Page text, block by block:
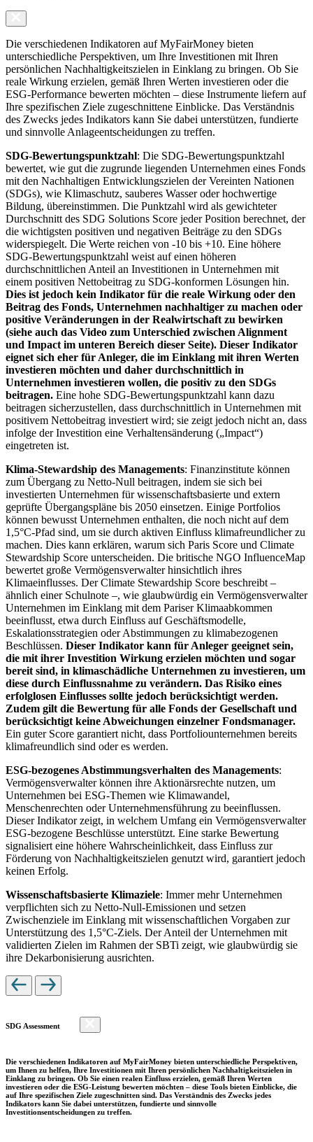
Die verschiedenen Indikatoren auf MyFairMoney bieten
unterschiedliche Perspektiven, um Ihre Investitionen mit Ihren
persönlichen Nachhaltigkeitszielen in Einklang zu bringen. Ob Sie
reale Wirkung erzielen, gemäß Ihren Werten investieren oder die
ESG-Performance bewerten möchten – diese Instrumente liefern auf
Ihre spezifischen Ziele zugeschnittene Einblicke. Das Verständnis
des Zwecks jedes Indikators kann Sie dabei unterstützen, fundierte
und sinnvolle Anlageentscheidungen zu treffen.
SDG-Bewertungspunktzahl: Die SDG-Bewertungspunktzahl
bewertet, wie gut die zugrunde liegenden Unternehmen eines Fonds
mit den Nachhaltigen Entwicklungszielen der Vereinten Nationen
(SDGs), wie Klimaschutz, sauberes Wasser oder hochwertige
Bildung, übereinstimmen. Die Punktzahl wird als gewichteter
Durchschnitt des SDG Solutions Score jeder Position berechnet, der
die wichtigsten positiven und negativen Beiträge zu den SDGs
widerspiegelt. Die Werte reichen von -10 bis +10. Eine höhere
SDG-Bewertungspunktzahl weist auf einen höheren
durchschnittlichen Anteil an Investitionen in Unternehmen mit
einem positiven Nettobeitrag zu SDG-konformen Lösungen hin.
Dies ist jedoch kein Indikator für die reale Wirkung oder den
Beitrag des Fonds, Unternehmen nachhaltiger zu machen oder
positive Veränderungen in der Realwirtschaft zu bewirken
(siehe auch das Video zum Unterschied zwischen Alignment
und Impact im unteren Bereich dieser Seite). Dieser Indikator
eignet sich eher für Anleger, die im Einklang mit ihren Werten
investieren möchten und daher durchschnittlich in
Unternehmen investieren wollen, die positiv zu den SDGs
beitragen. Eine hohe SDG-Bewertungspunktzahl kann dazu
beitragen sicherzustellen, dass durchschnittlich in Unternehmen mit
positivem Nettobeitrag investiert wird; sie zeigt jedoch nicht an, dass
infolge der Investition eine Verhaltensänderung („Impact“)
eingetreten ist.
Klima-Stewardship des Managements: Finanzinstitute können
zum Übergang zu Netto-Null beitragen, indem sie sich bei
investierten Unternehmen für wissenschaftsbasierte und extern
geprüfte Übergangspläne bis 2050 einsetzen. Einige Portfolios
können bewusst Unternehmen enthalten, die noch nicht auf dem
1,5°C-Pfad sind, um sie durch aktiven Einfluss klimafreundlicher zu
machen. Dies kann erklären, warum sich Paris Score und Climate
Stewardship Score unterscheiden. Die britische NGO InfluenceMap
bewertet große Vermögensverwalter hinsichtlich ihres
Klimaeinflusses. Der Climate Stewardship Score beschreibt –
ähnlich einer Schulnote –, wie glaubwürdig ein Vermögensverwalter
Unternehmen im Einklang mit dem Pariser Klimaabkommen
beeinflusst, etwa durch Einfluss auf Geschäftsmodelle,
Eskalationsstrategien oder Abstimmungen zu klimabezogenen
Beschlüssen. Dieser Indikator kann für Anleger geeignet sein,
die mit ihrer Investition Wirkung erzielen möchten und sogar
bereit sind, in klimaschädliche Unternehmen zu investieren, um
diese durch Einflussnahme zu verändern. Das Risiko eines
erfolglosen Einflusses sollte jedoch berücksichtigt werden.
Zudem gilt die Bewertung für alle Fonds der Gesellschaft und
berücksichtigt keine Abweichungen einzelner Fondsmanager.
Ein guter Score garantiert nicht, dass Portfoliounternehmen bereits
klimafreundlich sind oder es werden.
ESG-bezogenes Abstimmungsverhalten des Managements:
Vermögensverwalter können ihre Aktionärsrechte nutzen, um
Unternehmen bei ESG-Themen wie Klimawandel,
Menschenrechten oder Unternehmensführung zu beeinflussen.
Dieser Indikator zeigt, in welchem Umfang ein Vermögensverwalter
ESG-bezogene Beschlüsse unterstützt. Eine starke Bewertung
signalisiert eine höhere Wahrscheinlichkeit, dass Einfluss zur
Förderung von Nachhaltigkeitszielen genutzt wird, garantiert jedoch
keinen Erfolg.
Wissenschaftsbasierte Klimaziele: Immer mehr Unternehmen
verpflichten sich zu Netto-Null-Emissionen und setzen
Zwischenziele im Einklang mit wissenschaftlichen Vorgaben zur
Unterstützung des 1,5°C-Ziels. Der Anteil der Unternehmen mit
validierten Zielen im Rahmen der SBTi zeigt, wie glaubwürdig sie
ihre Dekarbonisierung ausrichten.
SDG Assessment
Die verschiedenen Indikatoren auf MyFairMoney bieten unterschiedliche Perspektiven,
um Ihnen zu helfen, Ihre Investitionen mit Ihren persönlichen Nachhaltigkeitszielen in
Einklang zu bringen. Ob Sie einen realen Einfluss erzielen, gemäß Ihren Werten
investieren oder die ESG-Leistung bewerten möchten – diese Tools bieten Einblicke, die
auf Ihre spezifischen Ziele zugeschnitten sind. Das Verständnis des Zwecks jedes
Indikators kann Sie dabei unterstützen, fundierte und sinnvolle
Investitionsentscheidungen zu treffen.